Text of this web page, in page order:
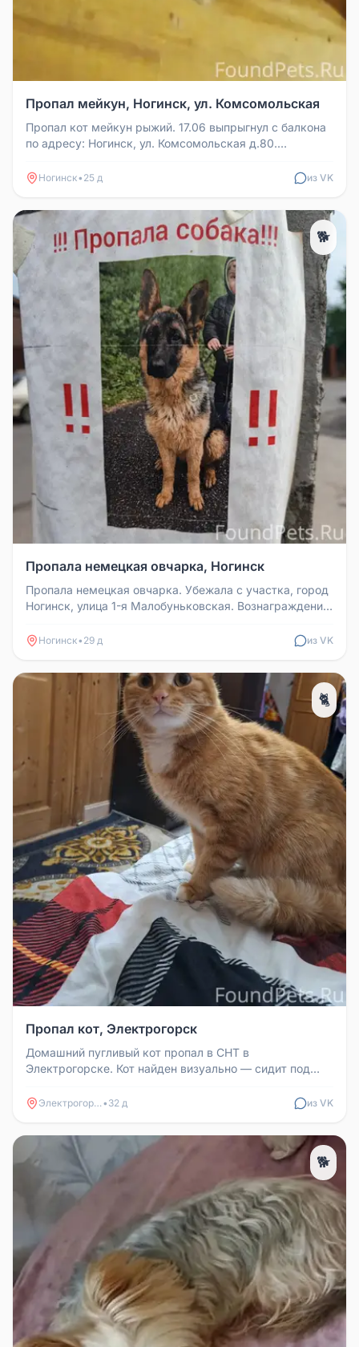
Пропал мейкун, Ногинск, ул. Комсомольская
Пропал кот мейкун рыжий. 17.06 выпрыгнул с балкона
по адресу: Ногинск, ул. Комсомольская д.80.
Ногинск• 25 д из VK
🐕
Пропала немецкая овчарка, Ногинск
Пропала немецкая овчарка. Убежала с участка, город
Ногинск, улица 1-я Малобуньковская. Вознаграждение
Ногинск• 29 д из VK
🐈
Пропал кот, Электрогорск
Домашний пугливый кот пропал в СНТ в
Электрогорске. Кот найден визуально — сидит под
Электрогорск• 32 д из VK
🐕